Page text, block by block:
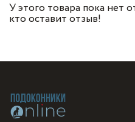
У этого товара пока нет
кто оставит отзыв!